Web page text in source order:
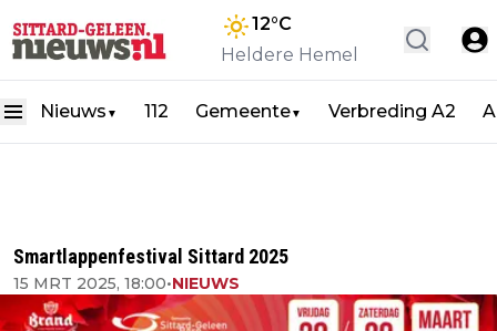
12°C
Heldere Hemel
Nieuws ▼ 112 Gemeente▼ Verbreding A2
Smartlappenfestival Sittard 2025
15 MRT 2025, 18:00•NIEUWS